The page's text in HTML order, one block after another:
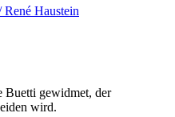
Buetti gewidmet, der
wird.